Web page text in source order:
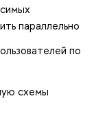
параллельно
по
схемы